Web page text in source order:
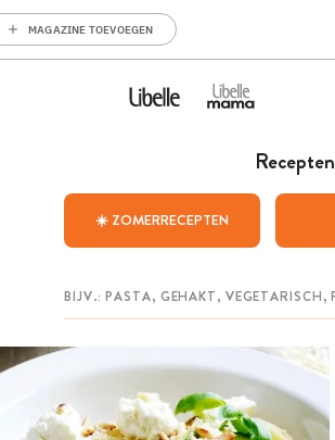
MAGAZINE TOEVOEGEN
Recepten
☀️ ZOMERRECEPTEN